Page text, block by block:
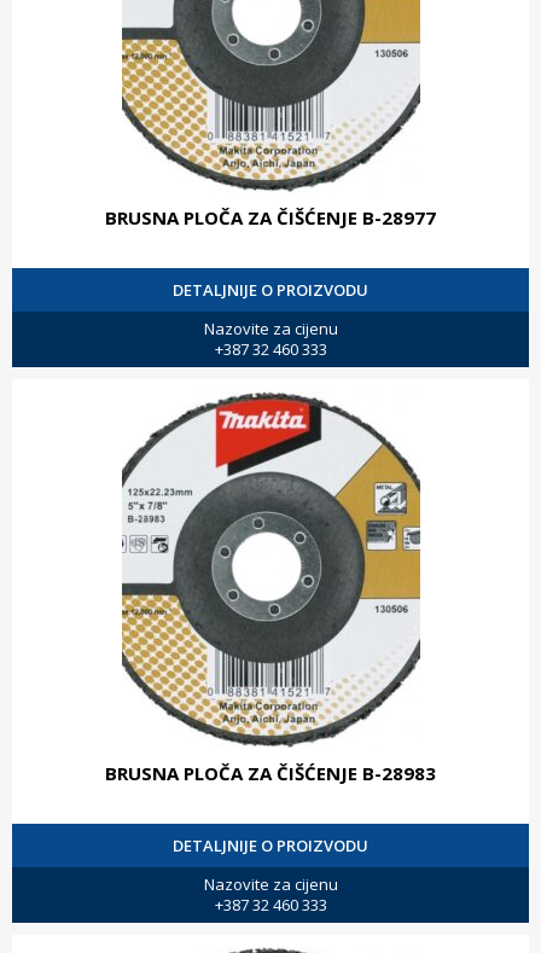
BRUSNA PLOČA ZA ČIŠĆENJE B-28977
DETALJNIJE O PROIZVODU
Nazovite za cijenu
+387 32 460 333
BRUSNA PLOČA ZA ČIŠĆENJE B-28983
DETALJNIJE O PROIZVODU
Nazovite za cijenu
+387 32 460 333